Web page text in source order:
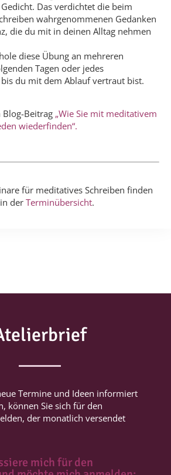
Das verdichtet die beim
wahrgenommenen Gedanken
die du mit in deinen Alltag nehmen
diese Übung an mehreren
Tagen oder jedes
du mit dem Ablauf vertraut bist.
Blog-Beitrag „Wie Sie mit meditativem
wiederfinden“.
für meditatives Schreiben finden
derTerminübersicht.
Termine und Ideen informiert
können Sie sich für den
der monatlich versendet
mich für den